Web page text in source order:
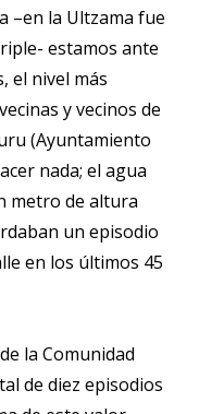
–en la Ultzama fue
estamos ante
el nivel más
y vecinos de
(Ayuntamiento
nada; el agua
metro de altura
un episodio
en los últimos 45
la Comunidad
de diez episodios